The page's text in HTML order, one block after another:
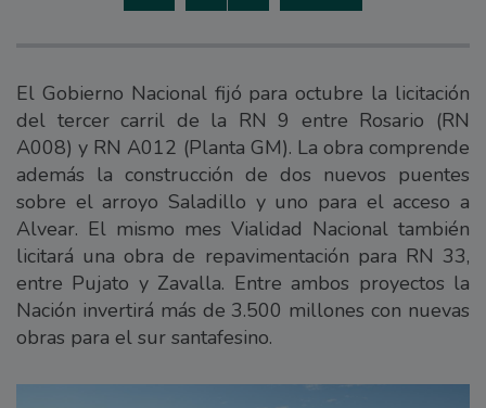
El Gobierno Nacional fijó para octubre la licitación
del tercer carril de la RN 9 entre Rosario (RN
A008) y RN A012 (Planta GM). La obra comprende
además la construcción de dos nuevos puentes
sobre el arroyo Saladillo y uno para el acceso a
Alvear. El mismo mes Vialidad Nacional también
licitará una obra de repavimentación para RN 33,
entre Pujato y Zavalla. Entre ambos proyectos la
Nación invertirá más de 3.500 millones con nuevas
obras para el sur santafesino.